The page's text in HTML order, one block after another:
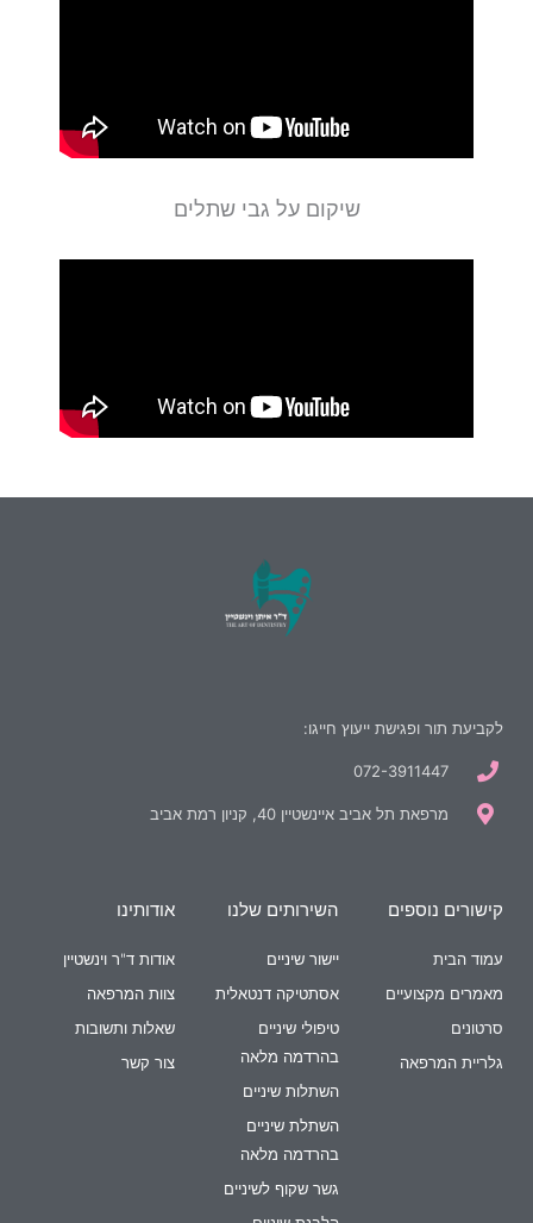
שיקום על גבי שתלים
לקביעת תור ופגישת ייעוץ חייגו:
072-3911447
מרפאת תל אביב איינשטיין 40, קניון רמת אביב
קישורים נוספים
עמוד הבית
מאמרים מקצועיים
סרטונים
גלריית המרפאה
השירותים שלנו
יישור שיניים
אסתטיקה דנטאלית
טיפולי שיניים
בהרדמה מלאה
השתלות שיניים
השתלת שיניים
בהרדמה מלאה
גשר שקוף לשיניים
אודותינו
אודות ד"ר וינשטיין
צוות המרפאה
שאלות ותשובות
צור קשר